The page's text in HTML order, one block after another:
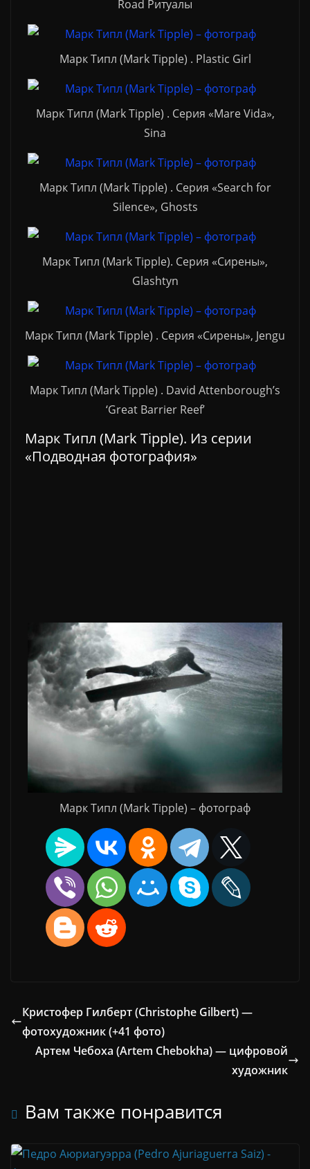
Road Ритуалы
Марк Типл (Mark Tipple) . Plastic Girl
Марк Типл (Mark Tipple) . Серия «Mare Vida»,
Sina
Марк Типл (Mark Tipple) . Серия «Search for
Silence», Ghosts
Марк Типл (Mark Tipple). Серия «Сирены»,
Glashtyn
Марк Типл (Mark Tipple) . Серия «Сирены», Jengu
Марк Типл (Mark Tipple) . David Attenborough’s
‘Great Barrier Reef’
Марк Типл (Mark Tipple). Из серии
«Подводная фотография»
Марк Типл (Mark Tipple) – фотограф
Кристофер Гилберт (Christophe Gilbert) —
фотохудожник (+41 фото)
Артем Чебоха (Artem Chebokha) — цифровой
художник
Вам также понравится